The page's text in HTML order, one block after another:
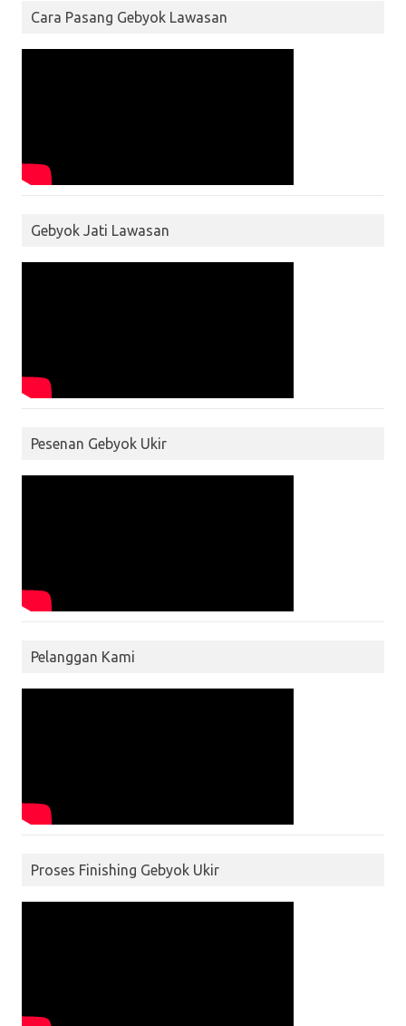
Cara Pasang Gebyok Lawasan
Gebyok Jati Lawasan
Pesenan Gebyok Ukir
Pelanggan Kami
Proses Finishing Gebyok Ukir